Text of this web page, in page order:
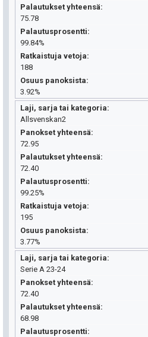
Palautukset yhteensä
75.78
Palautusprosentti
99.84%
Ratkaistuja vetoja
188
Osuus panoksista
3.92%
Laji, sarja tai kategoria
Allsvenskan2
Panokset yhteensä
72.95
Palautukset yhteensä
72.40
Palautusprosentti
99.25%
Ratkaistuja vetoja
195
Osuus panoksista
3.77%
Laji, sarja tai kategoria
Serie A 23-24
Panokset yhteensä
72.40
Palautukset yhteensä
68.98
Palautusprosentti